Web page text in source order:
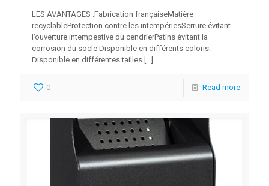
LES AVANTAGES :Fabrication françaiseMatière
recyclableProtection contre les intempériesSerrure évitant
l’ouverture intempestive du cendrierPatins évitant la
corrosion du socle Disponible en différents coloris.
Disponible en différentes tailles […]
0 Read more